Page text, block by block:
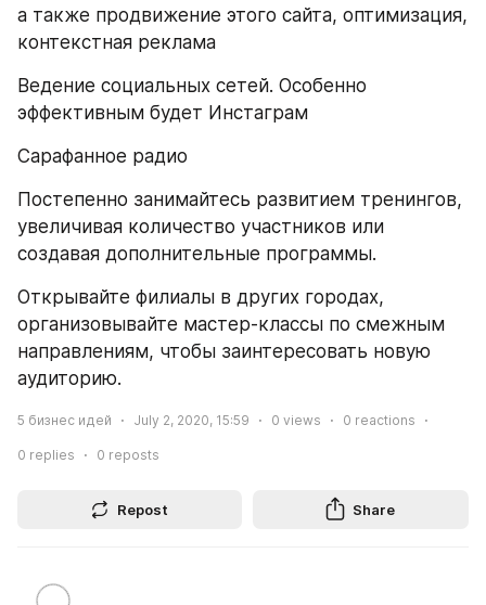
а также продвижение этого сайта, оптимизация,
контекстная реклама
Ведение социальных сетей. Особенно
эффективным будет Инстаграм
Сарафанное радио
Постепенно занимайтесь развитием тренингов,
увеличивая количество участников или
создавая дополнительные программы.
Открывайте филиалы в других городах,
организовывайте мастер-классы по смежным
направлениям, чтобы заинтересовать новую
аудиторию.
5 бизнес идей July 2, 2020, 15:59 0 views 0 reactions
0 replies 0 reposts
Repost Share